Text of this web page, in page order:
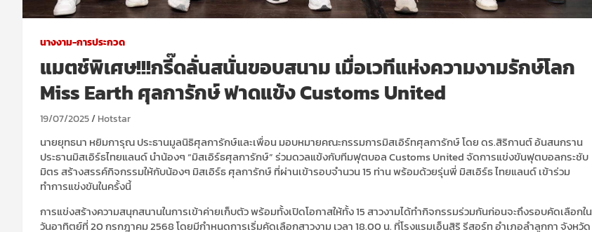
นางงาม-การประกวด
แมตช์พิเศษ!!!กรี๊ดลั่นสนั่นขอบสนาม เมื่อเวทีแห่งความงามรักษ์โลก
Miss Earth ศุลการักษ์ ฟาดแข้ง Customs United
19/07/2025 Hotstar
นายยุทธนา​ หยิมการุณ​ ประธานมูลนิธิ​ศุลการักษ์​และเพื่อน มอบหมายคณะกรรมการ​มิสเอิร์ท​ศุลการักษ์​ โดย​ ดร.สิริกานต์ อ้นสนกราน
ประธานมิสเอิร์ธไทยแลนด์​ นำน้องๆ​ “มิสเอิร์ธศุลการักษ์” ร่วมดวลแข้ง​กับทีมฟุตบอล​ Customs United​ จัดการแข่งขันฟุตบอล​กระชับ
มิตร​ สร้างสรรค์กิจกรรม​ให้กับน้องๆ​ มิสเอิร์ธ​ ศุลการักษ์​ ที่ผ่านเข้ารอบจำนวน 15 ท่าน​ พร้อมด้วยรุ่นพี่ มิสเอิร์ธ ไทยแลนด์​ เข้าร่วม
ทำการแข่งขันในครั้งนี้
การแข่งสร้างความสนุก​สนาน​ในการเข้าค่ายเก็บตัว​ พร้อมทั้งเปิดโอกาสให้ทั้ง 15 สาวงามได้ทำกิจกรรมร่วมกันก่อนจะถึงรอบคัดเลือกใน
วันอาทิตย์ที่ 20​ กรกฎาคม 2568 ​โดยมีกำหนดการเริ่มคัดเลือกสาวงาม​ เวลา 18.00 น​. ที่โรงแรม​เอ็นสิริ รีสอร์ท​ อำเภอลำลูกกา จังหวัด​